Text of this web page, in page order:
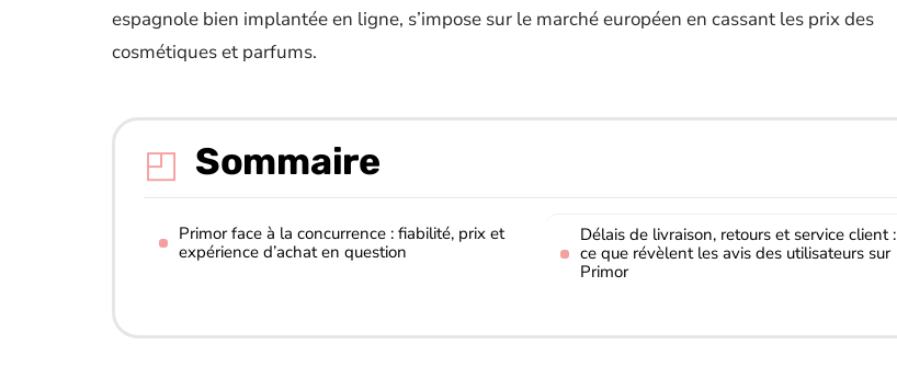
espagnole bien implantée en ligne, s’impose sur le marché européen en cassant les prix des
cosmétiques et parfums.
Sommaire
Primor face à la concurrence : fiabilité, prix et
expérience d’achat en question
Délais de livraison, retours et service client :
ce que révèlent les avis des utilisateurs sur
Primor